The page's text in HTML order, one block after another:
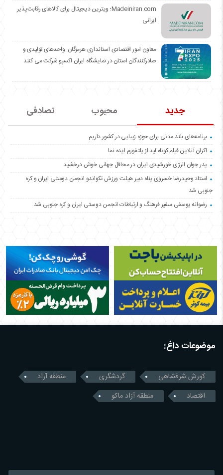
Madeiniran.com؛ ویترین دیجیتال برای کالاهای رقابت‌پذیر
ایرانی
معاون امور اقتصادی استانداری هرمزگان: واحدهای تولیدی و
صادرکنندگان استان در نمایشگاه ایران اکسپو شرکت می کنند
جدید محبوب تصادفی
برنامه‌های بلند مدتی برای حوزه زیبایی در کشور داریم
اکران آنلاین فیلم کوتاه لید از پلتفورم ایده نما
پدر جوان انرژی خورشیدی ایران در محافل جهانی خوش درخشید
استاد وحیدرضا خسروی پناه دبیر هیئت ورزش تکواندو انجمن دوستی ایران و کره
جنوبی شد
رضوانه یوسفی سفیر فرهنگ و ارتباطات انجمن دوستی ایران و کره جنوبی شد
موضوعات داغ:
کورش شرفشاهی گردشگری
منطقه آزاد
اقتصاد
منطقه آزاد ماکو